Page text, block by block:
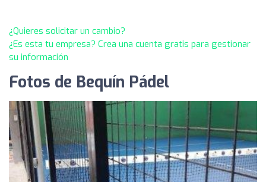
¿Quieres solicitar un cambio?
¿Es esta tu empresa? Crea una cuenta gratis para gestionar
su información
Fotos de Bequín Pádel